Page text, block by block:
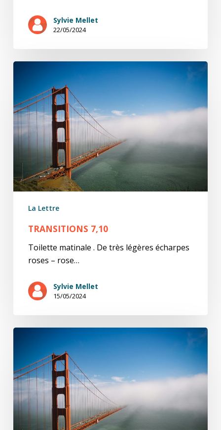
Sylvie Mellet
22/05/2024
La Lettre
TRANSITIONS 7,10
Toilette matinale . De très légères écharpes
roses – rose…
Sylvie Mellet
15/05/2024